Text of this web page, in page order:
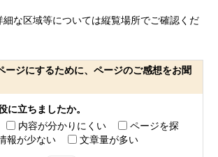
な区域等については縦覧場所でご確認くだ
ージにするために、ページのご感想をお聞
に立ちましたか。
内容が分かりにくい
ページを探
報が少ない 文章量が多い